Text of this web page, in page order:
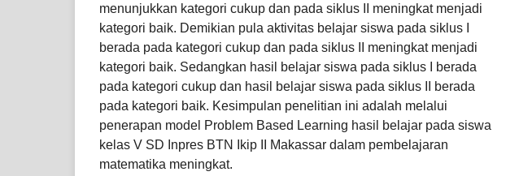
menunjukkan kategori cukup dan pada siklus II meningkat menjadi
kategori baik. Demikian pula aktivitas belajar siswa pada siklus I
berada pada kategori cukup dan pada siklus II meningkat menjadi
kategori baik. Sedangkan hasil belajar siswa pada siklus I berada
pada kategori cukup dan hasil belajar siswa pada siklus II berada
pada kategori baik. Kesimpulan penelitian ini adalah melalui
penerapan model Problem Based Learning hasil belajar pada siswa
kelas V SD Inpres BTN Ikip II Makassar dalam pembelajaran
matematika meningkat.